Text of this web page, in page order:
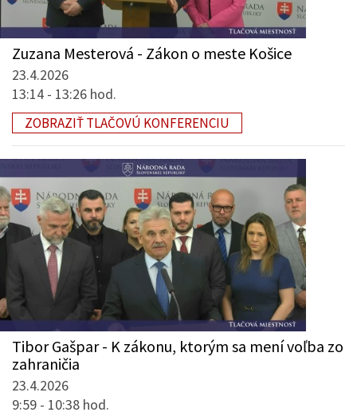
Zuzana Mesterová - Zákon o meste Košice
23.4.2026
13:14 - 13:26 hod.
ZOBRAZIŤ TLAČOVÚ KONFERENCIU
Tibor Gašpar - K zákonu, ktorým sa mení voľba zo
zahraničia
23.4.2026
9:59 - 10:38 hod.